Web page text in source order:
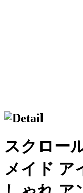
スクロー
メイド ア